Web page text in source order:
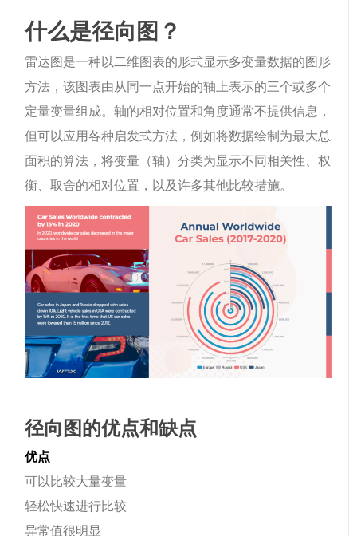
什么是径向图？
雷达图是一种以二维图表的形式显示多变量数据的图形
方法，该图表由从同一点开始的轴上表示的三个或多个
定量变量组成。轴的相对位置和角度通常不提供信息，
但可以应用各种启发式方法，例如将数据绘制为最大总
面积的算法，将变量（轴）分类为显示不同相关性、权
衡、取舍的相对位置，以及许多其他比较措施。
径向图的优点和缺点
优点
可以比较大量变量
轻松快速进行比较
异常值很明显